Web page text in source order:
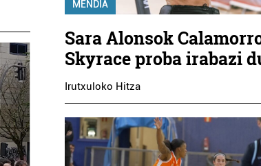
MENDIA
Sara Alonsok
Skyrace proba irabazi
Irutxuloko Hitza